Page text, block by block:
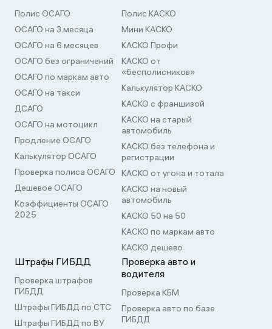
Полис ОСАГО
ОСАГО на 3 месяца
ОСАГО на 6 месяцев
ОСАГО без ограничений
ОСАГО по маркам авто
ОСАГО на такси
ДСАГО
ОСАГО на мотоцикл
Продление ОСАГО
Калькулятор ОСАГО
Проверка полиса ОСАГО
Дешевое ОСАГО
Коэффициенты ОСАГО
2025
Полис КАСКО
Мини КАСКО
КАСКО Профи
КАСКО от
«бесполисников»
Калькулятор КАСКО
КАСКО с франшизой
КАСКО на старый
автомобиль
КАСКО без телефона и
регистрации
КАСКО от угона и тотала
КАСКО на новый
автомобиль
КАСКО 50 на 50
КАСКО по маркам авто
КАСКО дешево
Штрафы ГИБДД
Проверка штрафов
ГИБДД
Штрафы ГИБДД по СТС
Штрафы ГИБДД по ВУ
Проверка авто и
водителя
Проверка КБМ
Проверка авто по базе
ГИБДД